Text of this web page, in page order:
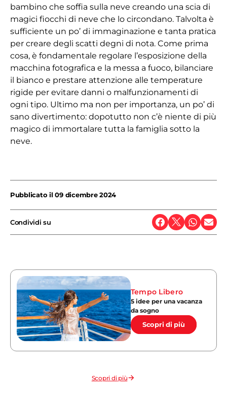
bambino che soffia sulla neve creando una scia di
magici fiocchi di neve che lo circondano. Talvolta è
sufficiente un po’ di immaginazione e tanta pratica
per creare degli scatti degni di nota. Come prima
cosa, è fondamentale regolare l’esposizione della
macchina fotografica e la messa a fuoco, bilanciare
il bianco e prestare attenzione alle temperature
rigide per evitare danni o malfunzionamenti di
ogni tipo. Ultimo ma non per importanza, un po’ di
sano divertimento: dopotutto non c’è niente di più
magico di immortalare tutta la famiglia sotto la
neve.
Pubblicato il09 dicembre 2024
Condividi su
Tempo Libero
5 idee per una vacanza
da sogno
Scopri di più
Scopri di più